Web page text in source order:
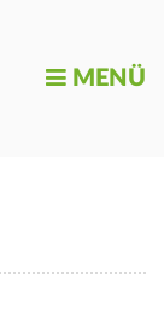
MENÜ